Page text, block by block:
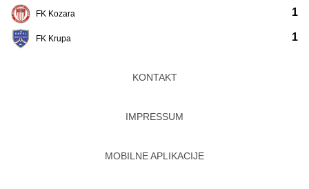
FK Kozara
FK Krupa
1
1
KONTAKT
IMPRESSUM
MOBILNE APLIKACIJE